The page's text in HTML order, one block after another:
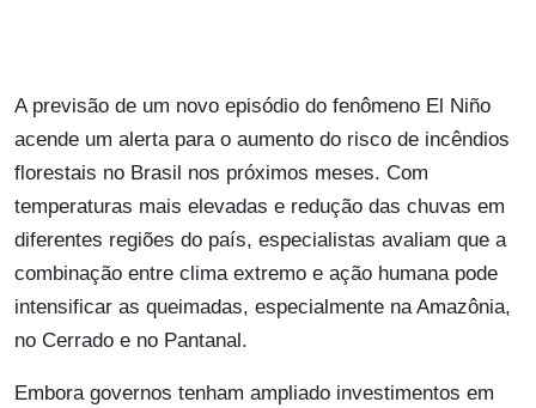
A previsão de um novo episódio do fenômeno El Niño
acende um alerta para o aumento do risco de incêndios
florestais no Brasil nos próximos meses. Com
temperaturas mais elevadas e redução das chuvas em
diferentes regiões do país, especialistas avaliam que a
combinação entre clima extremo e ação humana pode
intensificar as queimadas, especialmente na Amazônia,
no Cerrado e no Pantanal.
Embora governos tenham ampliado investimentos em